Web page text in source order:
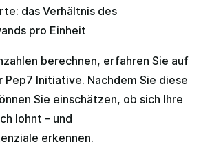
das Verhältnis des
pro Einheit
berechnen, erfahren Sie auf
Pep7 Initiative. Nachdem Sie diese
Sie einschätzen, ob sich Ihre
lohnt – und
erkennen.